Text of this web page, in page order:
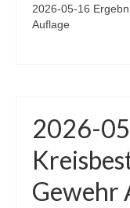
2026-05-16
Auflage
2026-
Gewehr